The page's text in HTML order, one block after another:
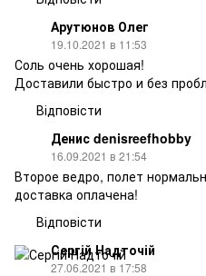
Арутюнов Олег
19.10.2021 в 11:53
Соль очень хорошая!
Доставили быстро и без
Відповісти
Денис denisreefhobby
16.09.2021 в 21:54
Второе ведро, полет
доставка оплачена!
Відповісти
Сергій Надточій
27.06.2021 в 17:58